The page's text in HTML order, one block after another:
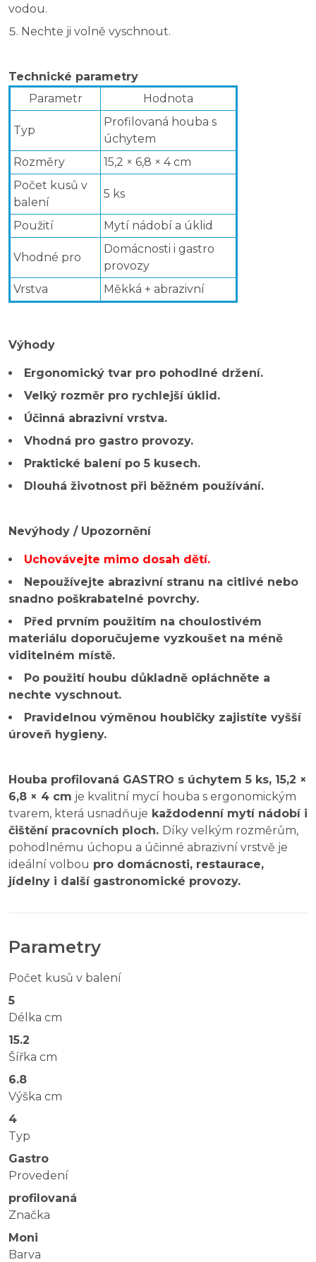
vodou.
Nechte ji volně vyschnout.
Technické parametry
Parametr
Hodnota
Typ
Profilovaná houba s
úchytem
Rozměry
15,2 × 6,8 × 4 cm
Počet kusů v
balení
5 ks
Použití Mytí nádobí a úklid
Vhodné pro
Domácnosti i gastro
provozy
Vrstva
Měkká + abrazivní
Výhody
Ergonomický tvar pro pohodlné držení.
Velký rozměr pro rychlejší úklid.
Účinná abrazivní vrstva.
Vhodná pro gastro provozy.
Praktické balení po 5 kusech.
Dlouhá životnost při běžném používání.
Nevýhody / Upozornění
Uchovávejte mimo dosah dětí.
Nepoužívejte abrazivní stranu na citlivé nebo
snadno poškrabatelné povrchy.
Před prvním použitím na choulostivém
materiálu doporučujeme vyzkoušet na méně
viditelném místě.
Po použití houbu důkladně opláchněte a
nechte vyschnout.
Pravidelnou výměnou houbičky zajistíte vyšší
úroveň hygieny.
Houba profilovaná GASTRO s úchytem 5 ks, 15,2 ×
6,8 × 4 cm je kvalitní mycí houba s ergonomickým
tvarem, která usnadňuje každodenní mytí nádobí i
čištění pracovních ploch. Díky velkým rozměrům,
pohodlnému úchopu a účinné abrazivní vrstvě je
ideální volbou pro domácnosti, restaurace,
jídelny i další gastronomické provozy.
Parametry
Počet kusů v balení
5
Délka cm
15.2
Šířka cm
6.8
Výška cm
4
Typ
Gastro
Provedení
profilovaná
Značka
Moni
Barva